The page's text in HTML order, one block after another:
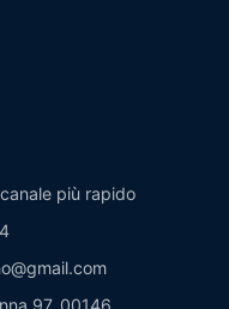
più rapido
97, 00146